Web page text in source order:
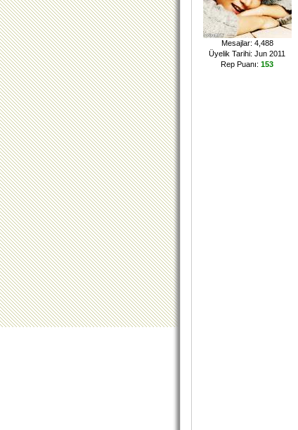
Mesajlar: 4,488
Üyelik Tarihi: Jun 2011
Rep Puanı: 153